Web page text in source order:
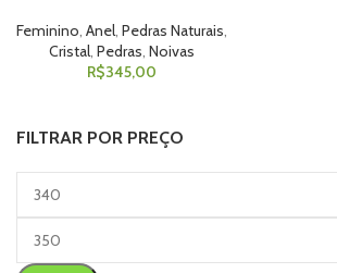
FILTRAR POR PREÇO
Feminino, Anel, Pedras Naturais,
Cristal, Pedras, Noivas
R$345,00